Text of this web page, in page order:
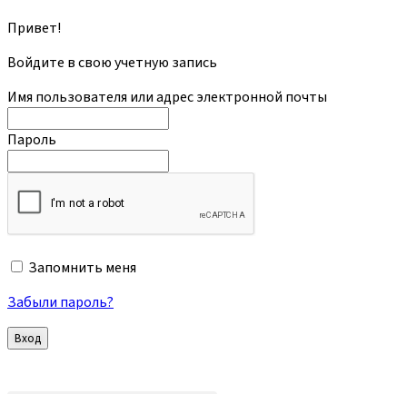
Привет!
Войдите в свою учетную запись
Имя пользователя или адрес электронной почты
Пароль
Запомнить меня
Забыли пароль?